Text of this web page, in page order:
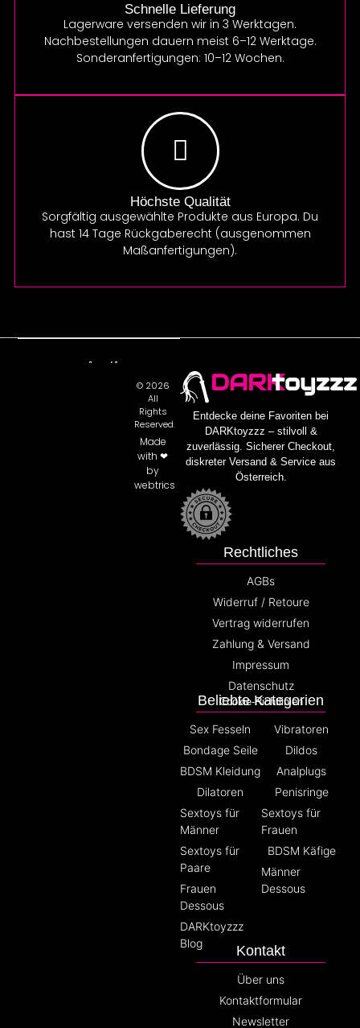
Schnelle Lieferung
Lagerware versenden wir in 3 Werktagen.
Nachbestellungen dauern meist 6–12 Werktage.
Sonderanfertigungen: 10–12 Wochen.
Höchste Qualität
Sorgfältig ausgewählte Produkte aus Europa. Du
hast 14 Tage Rückgaberecht (ausgenommen
Maßanfertigungen).
DARKtoyzzz
Entdecke deine Favoriten bei
DARKtoyzzz – stilvoll &
zuverlässig. Sicherer Checkout,
diskreter Versand & Service aus
Österreich.
Beliebte Kategorien
Sex Fesseln
Bondage Seile
BDSM Kleidung
Dilatoren
Sextoys für
Männer
Sextoys für
Paare
Frauen
Dessous
DARKtoyzzz
Blog
Vibratoren
Dildos
Analplugs
Penisringe
Sextoys für
Frauen
BDSM Käfige
Männer
Dessous
Rechtliches
AGBs
Widerruf / Retoure
Vertrag widerrufen
Zahlung & Versand
Impressum
Datenschutz
Cookie-Richtlinien
Kontakt
Über uns
Kontaktformular
Newsletter
© 2026
All
Rights
Reserved.
Made
with ❤
by
webtrics